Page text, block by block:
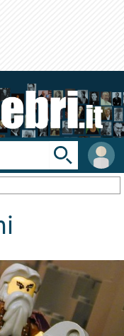
User
area
Toggle
search
bar